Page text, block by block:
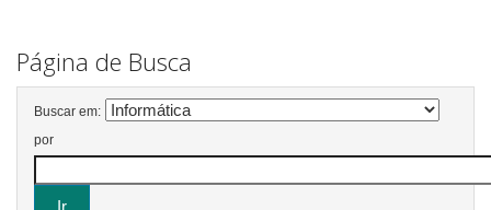
Página de Busca
Buscar em:
por